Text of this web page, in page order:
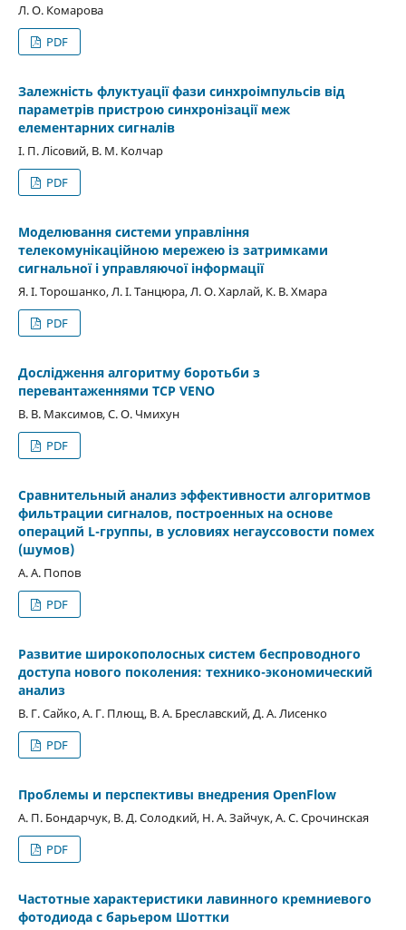
Л. О. Комарова
PDF
Залежність флуктуації фази синхроімпульсів від
параметрів пристрою синхронізації меж
елементарних сигналів
І. П. Лісовий, В. М. Колчар
PDF
Моделювання системи управління
телекомунікаційною мережею із затримками
сигнальної і управляючої інформації
Я. І. Торошанко, Л. І. Танцюра, Л. О. Харлай, К. В. Хмара
PDF
Дослідження алгоритму боротьби з
перевантаженнями TCP VENO
В. В. Максимов, С. О. Чмихун
PDF
Сравнительный анализ эффективности алгоритмов
фильтрации сигналов, построенных на основе
операций L-группы, в условиях негауссовости помех
(шумов)
А. А. Попов
PDF
Развитие широкополосных систем беспроводного
доступа нового поколения: технико-экономический
анализ
В. Г. Сайко, А. Г. Плющ, В. А. Бреславский, Д. А. Лисенко
PDF
Проблемы и перспективы внедрения OpenFlow
А. П. Бондарчук, В. Д. Солодкий, Н. А. Зайчук, А. С. Срочинская
PDF
Частотные характеристики лавинного кремниевого
фотодиода с барьером Шоттки